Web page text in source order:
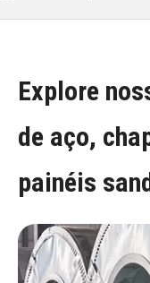
Explore
de aço,
painéis